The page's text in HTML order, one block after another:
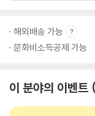
해외배송 가능
문화비소득공제 가능
이 분야의 이벤트